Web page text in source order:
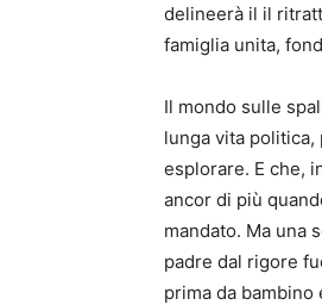
delineerà il il
famiglia unita,
Il mondo sulle
lunga vita politica,
esplorare. E che,
ancor di più
mandato. Ma una
padre dal rigore
prima da